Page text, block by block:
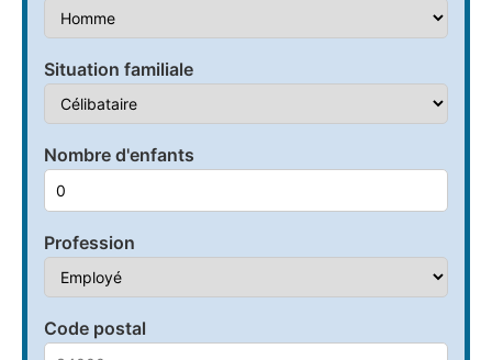
Situation familiale
Nombre d'enfants
Profession
Code postal